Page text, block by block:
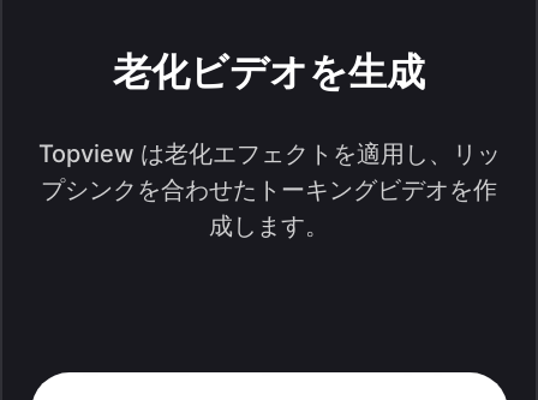
老化ビデオを生成
Topview は老化エフェクトを適用し、リッ
プシンクを合わせたトーキングビデオを作
成します。